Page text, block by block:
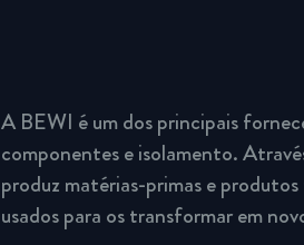
A BEWI é um dos principais
componentes e isolamento.
produz matérias-primas e
usados para os transformar em